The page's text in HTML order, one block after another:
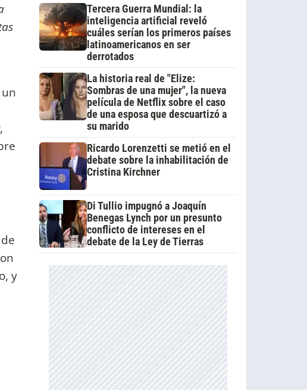
y
Tercera Guerra Mundial: la
inteligencia artificial reveló
cuáles serían los primeros países
latinoamericanos en ser
derrotados
La historia real de "Elize:
Sombras de una mujer", la nueva
película de Netflix sobre el caso
de una esposa que descuartizó a
su marido
Ricardo Lorenzetti se metió en el
debate sobre la inhabilitación de
Cristina Kirchner
Di Tullio impugnó a Joaquín
Benegas Lynch por un presunto
conflicto de intereses en el
debate de la Ley de Tierras